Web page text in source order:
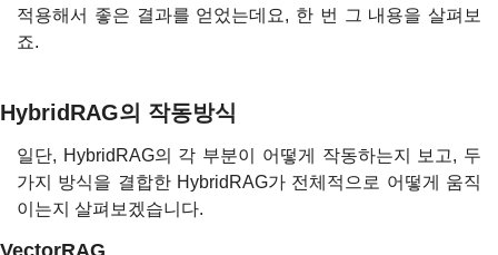
적용해서 좋은 결과를 얻었는데요, 한 번 그 내용을 살펴보
죠.
HybridRAG의 작동방식
일단, HybridRAG의 각 부분이 어떻게 작동하는지 보고, 두
가지 방식을 결합한 HybridRAG가 전체적으로 어떻게 움직
이는지 살펴보겠습니다.
VectorRAG